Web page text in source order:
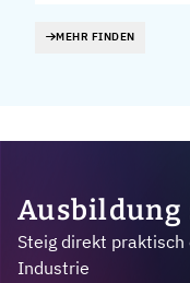
MEHR FINDEN
Ausbildung
Steig direkt
Industrie